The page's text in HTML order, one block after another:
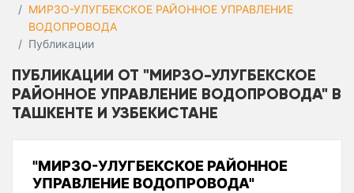
МИРЗО-УЛУГБЕКСКОЕ РАЙОННОЕ УПРАВЛЕНИЕ
ВОДОПРОВОДА
Публикации
ПУБЛИКАЦИИ ОТ "МИРЗО-УЛУГБЕКСКОЕ
РАЙОННОЕ УПРАВЛЕНИЕ ВОДОПРОВОДА" В
ТАШКЕНТЕ И УЗБЕКИСТАНЕ
"МИРЗО-УЛУГБЕКСКОЕ РАЙОННОЕ
УПРАВЛЕНИЕ ВОДОПРОВОДА"